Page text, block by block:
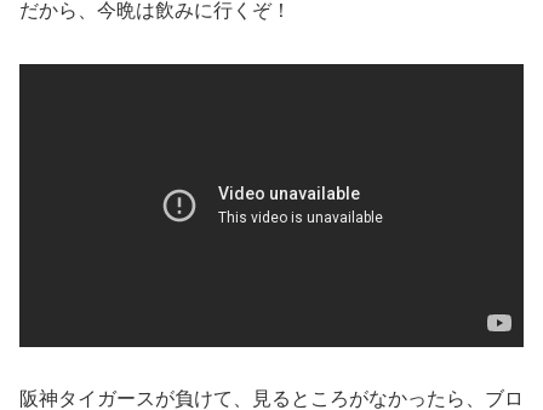
だから、今晩は飲みに行くぞ！
阪神タイガースが負けて、見るところがなかったら、ブロ